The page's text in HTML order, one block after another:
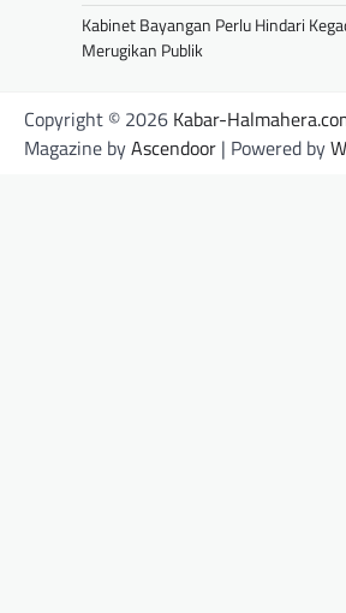
Kabinet Bayangan Perlu Hindari
Merugikan Publik
Copyright © 2026 Kabar-
Magazine byAscendoor | Powered by